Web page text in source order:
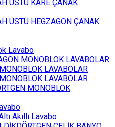
ÜSTÜ KARE ÇANAK
ÜSTÜ HEGZAGON ÇANAK
Lavabo
MONOBLOK LAVABOLAR
LAVABOLAR
LAVABOLAR
MONOBLOK
Akıllı Lavabo